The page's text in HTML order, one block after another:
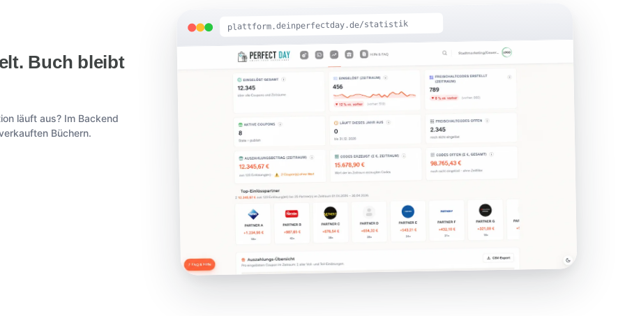
Buch bleibt
läuft aus? Im Backend
Büchern.
plattform.deinperfectday.de/statistik